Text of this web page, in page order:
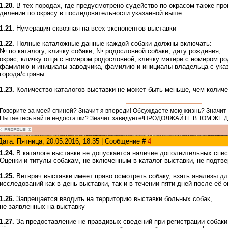
1.20. В тех породах, где предусмотрено судейство по окрасом также
деление по окрасу в последовательности указанной выше.
1.21. Нумерация сквозная на всех экспонентов выставки
1.22. Полные каталожные данные каждой собаки должны включать:
№ по каталогу, кличку собаки, № родословной собаки, дату рождения,
окрас, кличку отца с номером родословной, кличку матери с номером
фамилию и инициалы заводчика, фамилию и инициалы владельца с
города/страны.
1.23. Количество каталогов выставки не может быть меньше, чем
Говорите за моей спиной? Значит я впереди! Обсуждаете мою жизнь?
Пытаетесь найти недостатки? Значит завидуете!ПРОДОЛЖАЙТЕ В ТОМ ЖЕ
Пятница, 20.05.2016, 18:35 | Сообщение # 4
1.24. В каталоге выставки не допускается наличие дополнительных
Оценки и титулы собакам, не включенным в каталог выставки, не
1.25. Ветврач выставки имеет право осмотреть собаку, взять анализы
исследований как в день выставки, так и в течении пяти дней после её
1.26. Запрещается вводить на территорию выставки больных собак,
не заявленных на выставку
1.27. За предоставление не правдивых сведений при регистрации